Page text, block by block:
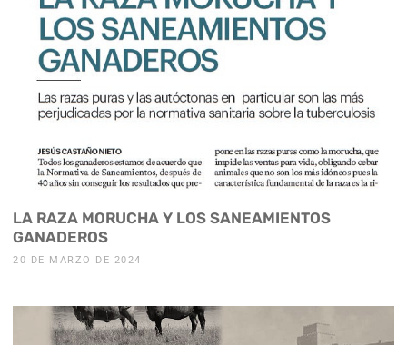
LA RAZA MORUCHA Y LOS SANEAMIENTOS
GANADEROS
20 DE MARZO DE 2024